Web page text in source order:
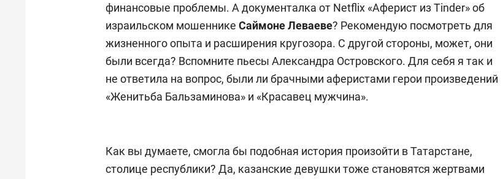
финансовые проблемы. А документалка от Netflix «Аферист из Tinder» об
израильском мошеннике Саймоне Леваеве? Рекомендую посмотреть для
жизненного опыта и расширения кругозора. С другой стороны, может, они
были всегда? Вспомните пьесы Александра Островского. Для себя я так и
не ответила на вопрос, были ли брачными аферистами герои произведений
«Женитьба Бальзаминова» и «Красавец мужчина».
Как вы думаете, смогла бы подобная история произойти в Татарстане,
столице республики? Да, казанские девушки тоже становятся жертвами